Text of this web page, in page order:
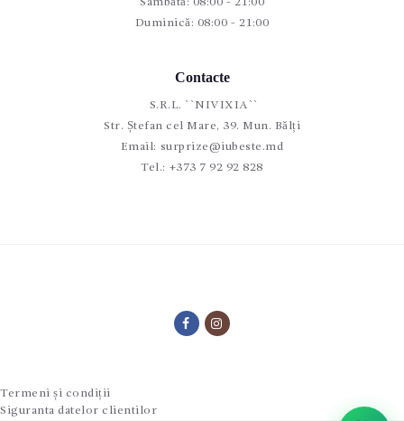
Duminică: 08:00 - 21:00
Contacte
S.R.L. ``NIVIXIA``
Str. Ștefan cel Mare, 39. Mun. Bălți
Email: surprize@iubeste.md
Tel.: +373 7 92 92 828
Termeni și condiții
Siguranta datelor clientilor